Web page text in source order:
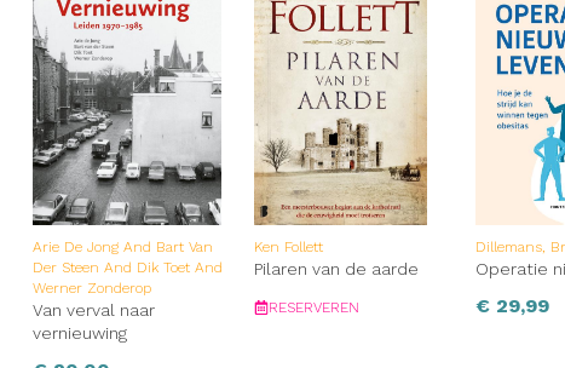
Arie De Jong And Bart Van
Der Steen And Dik Toet And
Werner Zonderop
Van verval naar
vernieuwing
Ken Follett
Pilaren van de aarde
RESERVEREN
Dillemans,
Operatie
€ 29,99